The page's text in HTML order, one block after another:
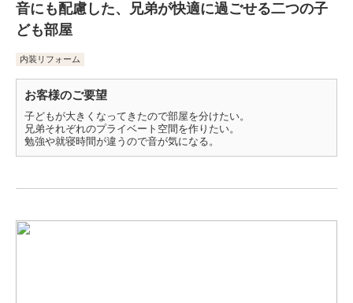
音にも配慮した、兄弟が快適に過ごせる二つの子
ども部屋
内装リフォーム
お客様のご要望
子どもが大きくなってきたので部屋を分けたい。
兄弟それぞれのプライベート空間を作りたい。
勉強や就寝時間が違うので音が気になる。